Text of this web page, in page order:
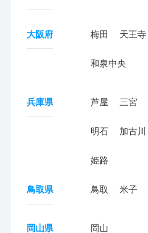
大阪府 梅田 天王寺
和泉中央
兵庫県 芦屋 三宮
明石 加古川
姫路
鳥取県 鳥取 米子
岡山県 岡山